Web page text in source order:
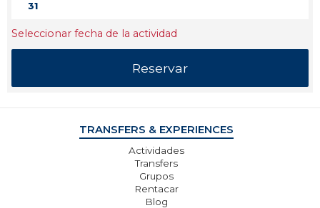
31
Seleccionar fecha de la actividad
TRANSFERS & EXPERIENCES
Actividades
Transfers
Grupos
Rentacar
Blog